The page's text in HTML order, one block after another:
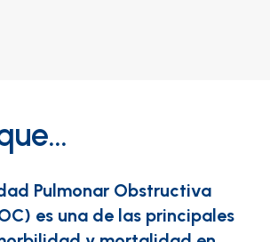
Pulmonar Obstructiva
es una de las principales